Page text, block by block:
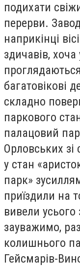
подихати
перерви.
наприкінці
здичавів,
проглядаються
багатовікові
складно
паркового
палацовий
Орловських зі
у стан
парк»
приїздили на
вивели усього
зауважимо,
колишнього
Гейсмарів-